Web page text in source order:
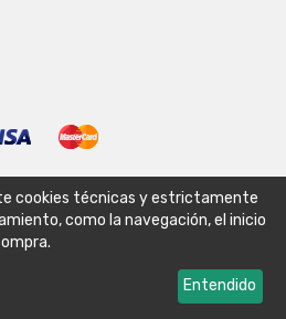
de venta
Política de envío
de cookies
cookies técnicas y estrictamente
como la navegación, el inicio
Entendido